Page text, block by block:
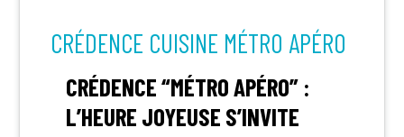
CRÉDENCE CUISINE MÉTRO APÉRO
CRÉDENCE “MÉTRO APÉRO” :
L’HEURE JOYEUSE S’INVITE